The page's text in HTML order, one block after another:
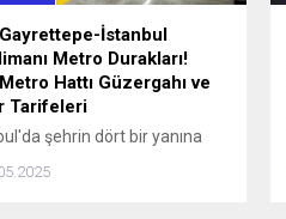
İstanbul
Metro Durakları!
Hattı Güzergahı ve
Tarifeleri
şehrin dört bir yanına
metro hatları, aynı